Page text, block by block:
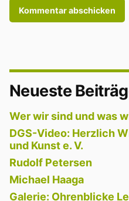
Neueste
Wer wir sind und was
DGS-Video: Herzlich
und Kunst e. V.
Rudolf Petersen
Michael Haaga
Galerie: Ohrenblicke